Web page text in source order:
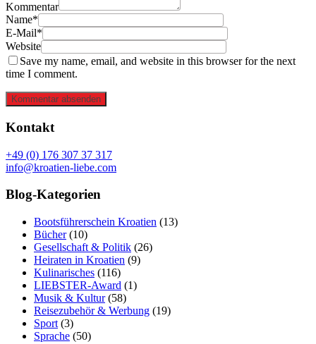
Kommentar
Name*
E-Mail*
Website
Save my name, email, and website in this browser for the next
time I comment.
Kommentar absenden
Kontakt
+49 (0) 176 307 37 317
info@kroatien-liebe.com
Blog-Kategorien
Bootsführerschein Kroatien (13)
Bücher(10)
Gesellschaft & Politik (26)
Heiraten in Kroatien (9)
Kulinarisches (116)
LIEBSTER-Award (1)
Musik & Kultur(58)
Reisezubehör & Werbung (19)
Sport (3)
Sprache (50)